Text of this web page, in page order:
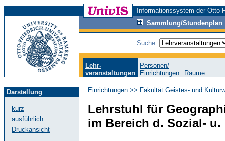
Informationssystem der
Sammlung/Stundenplan
Suche:
Lehr-
veranstaltungen
Personen/
Einrichtungen
Räume
Darstellung
kurz
ausführlich
Druckansicht
Einrichtungen >> Fakultät Geistes- und
Lehrstuhl für
im Bereich d. Sozial-